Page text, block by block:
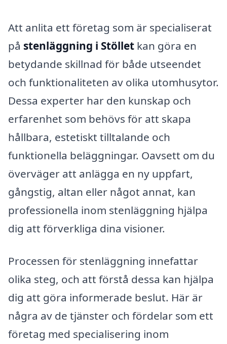
Att anlita ett företag som är specialiserat
på stenläggning i Stöllet kan göra en
betydande skillnad för både utseendet
och funktionaliteten av olika utomhusytor.
Dessa experter har den kunskap och
erfarenhet som behövs för att skapa
hållbara, estetiskt tilltalande och
funktionella beläggningar. Oavsett om du
överväger att anlägga en ny uppfart,
gångstig, altan eller något annat, kan
professionella inom stenläggning hjälpa
dig att förverkliga dina visioner.
Processen för stenläggning innefattar
olika steg, och att förstå dessa kan hjälpa
dig att göra informerade beslut. Här är
några av de tjänster och fördelar som ett
företag med specialisering inom